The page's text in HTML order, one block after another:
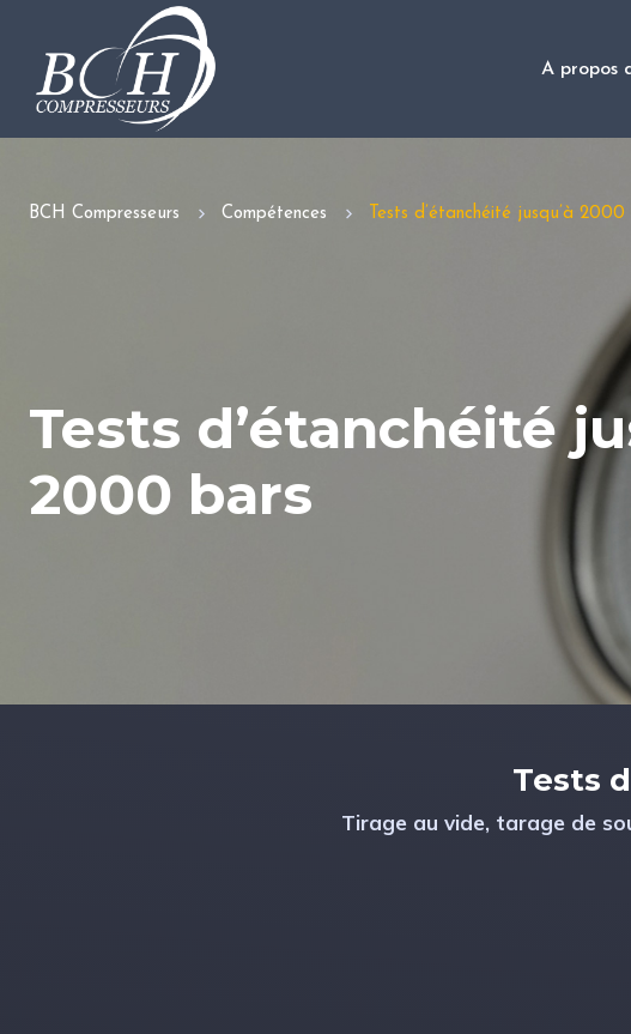
A propos
BCH Compresseurs Compétences Tests d’étanchéité jusqu’à 2000
Tests d’étanchéité
2000 bars
Tests
Tirage au vide, tarage de